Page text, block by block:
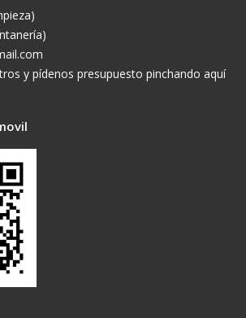
y pídenos presupuesto pinchando aquí